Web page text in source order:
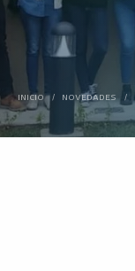
INICIO / NOVEDADES /